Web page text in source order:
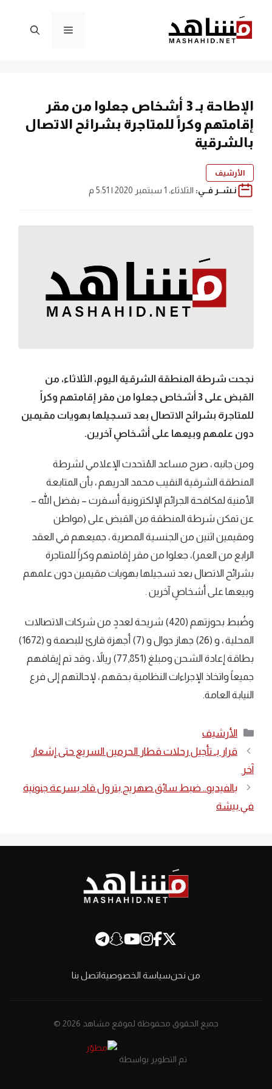
المحتوى
القائمة
الإطاحة بـ 3 أشخاص جعلوا من مقر
إقامتهم وكراً للمتاجرة بشرائح الاتصال
بالشرقية
الأرشيف
نـشــر فــي: الثلاثاء، 1 سبتمبر 2020 | 5:51 م
نجحت شرطة المنطقة الشرقية اليوم، الثلاثاء، من
القبض على 3 أشخاص جعلوا من مقر إقامتهم وكراً
للمتاجرة بشرائح الاتصال بعد تسجيلها بهويات مقيمين
دون علمهم وبيعها على أشخاصٍ آخرين.
ومن جانبه ، صرح مساعد المُتحدث الإعلامي لشرطة
المنطقة الشرقية النقيب محمد الدريهم ، بأن المتابعة
الأمنية لمكافحة الجرائم الإلكترونية أسفرت – بفضل الله –
عن تمكن شرطة المنطقة من القبض على (مواطن
ومقيمين اثنين من الجنسية المصرية ، جميعهم في العقد
الرابع من العمر)، جعلوا من مقر إقامتهم وكراً للمتاجرة
بشرائح الاتصال بعد تسجيلها بهويات مقيمين دون علمهم
وبيعها على أشخاصٍ آخرين .
وضُبط بحوزتهم (420) شريحة لعددٍ من شركات الاتصالات
المحلية ، و (26) جهاز جوال و (7) أجهزة قارئ للبصمة و (1672)
بطاقة إعادة الشحن ومبلغ (77,851) ريالاً ، وقد تم إيقافهم
جميعاً واتخاذ الإجراءات النظامية بحقهم ، لإحالتهم إلى فرع
النيابة العامة.
التصنيفات
الأرشيف
قرار بـ تأجيل رحلات قطار الحرمين السريع حتى إشعار
آخر
بالفيديو.. ضبط سائق صهريج بترول قاد بسرعة جنونية
في بيشة
من نحنسياسة الخصوصيةاتصل بنا
جميع الحقوق محفوظة لموقع مشاهد 2026 ©
تم التطوير بواسطة